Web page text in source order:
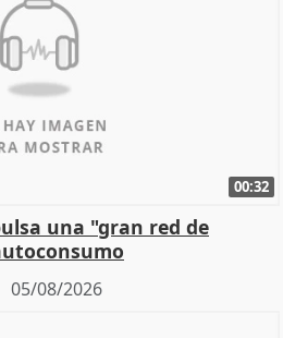
00:32
una "gran red de
05/08/2026